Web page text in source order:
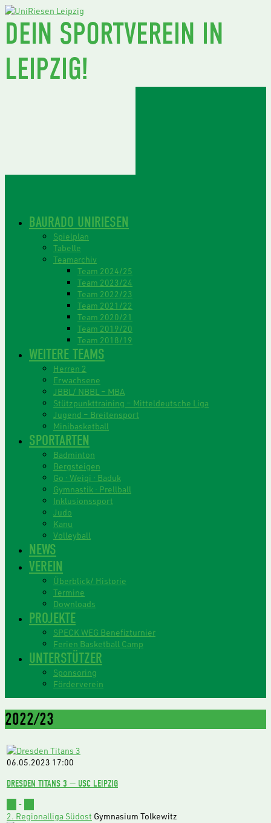
DEIN SPORTVEREIN IN
LEIPZIG!
BAURADO UNIRIESEN
Spielplan
Tabelle
Teamarchiv
Team 2024/25
Team 2023/24
Team 2022/23
Team 2021/22
Team 2020/21
Team 2019/20
Team 2018/19
WEITERE TEAMS
Herren 2
Erwachsene
JBBL/ NBBL – MBA
Stützpunkttraining – Mitteldeutsche Liga
Jugend – Breitensport
Minibasketball
SPORTARTEN
Badminton
Bergsteigen
Go · Weiqi · Baduk
Gymnastik · Prellball
Inklusionssport
Judo
Kanu
Volleyball
NEWS
VEREIN
Überblick/ Historie
Termine
Downloads
PROJEKTE
SPECK WEG Benefizturnier
Ferien Basketball Camp
UNTERSTÜTZER
Sponsoring
Förderverein
2022/23
06.05.2023 17:00
DRESDEN TITANS 3 — USC LEIPZIG
-
2. Regionalliga Südost Gymnasium Tolkewitz